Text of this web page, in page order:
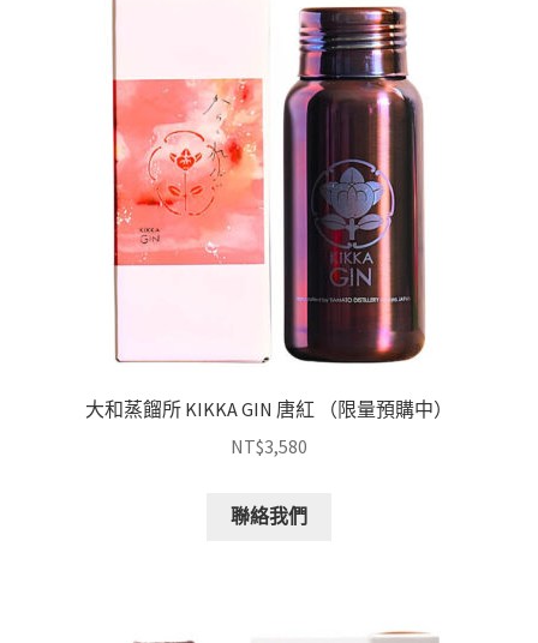
大和蒸餾所 KIKKA GIN 唐紅 （限量預購中）
NT$3,580
聯絡我們